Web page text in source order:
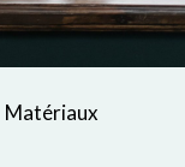
Matériaux